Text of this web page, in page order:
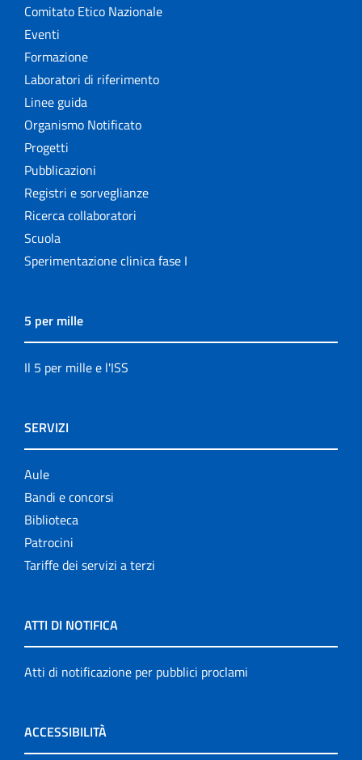
Comitato Etico Nazionale
Eventi
Formazione
Laboratori di riferimento
Linee guida
Organismo Notificato
Progetti
Pubblicazioni
Registri e sorveglianze
Ricerca collaboratori
Scuola
Sperimentazione clinica fase I
5 per mille
Il 5 per mille e l'ISS
SERVIZI
Aule
Bandi e concorsi
Biblioteca
Patrocini
Tariffe dei servizi a terzi
ATTI DI NOTIFICA
Atti di notificazione per pubblici proclami
ACCESSIBILITÀ